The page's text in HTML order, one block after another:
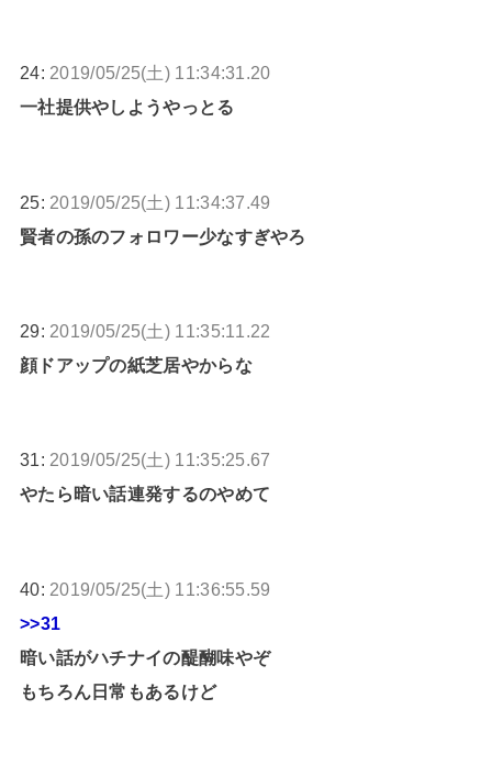
24: 2019/05/25(土) 11:34:31.20
一社提供やしようやっとる
25: 2019/05/25(土) 11:34:37.49
賢者の孫のフォロワー少なすぎやろ
29: 2019/05/25(土) 11:35:11.22
顔ドアップの紙芝居やからな
31: 2019/05/25(土) 11:35:25.67
やたら暗い話連発するのやめて
40: 2019/05/25(土) 11:36:55.59
>>31
暗い話がハチナイの醍醐味やぞ
もちろん日常もあるけど